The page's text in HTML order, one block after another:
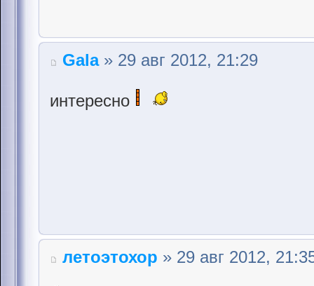
Gala» 29 авг 2012, 21:29
интересно
летоэтохор » 29 авг 2012,